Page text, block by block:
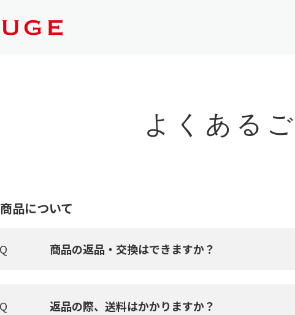
よくある
商品について
商品の返品・交換はできますか？
返品の際、送料はかかりますか？